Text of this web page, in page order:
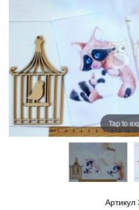
Tap to
Артикул